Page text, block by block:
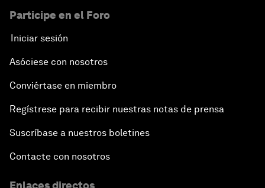
Participe en el Foro
Iniciar sesión
Asóciese con nosotros
Conviértase en miembro
Regístrese para recibir nuestras notas de prensa
Suscríbase a nuestros boletines
Contacte con nosotros
Enlaces directos